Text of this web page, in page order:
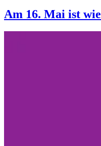
Juni-
Do!“
Am 16. Mai ist